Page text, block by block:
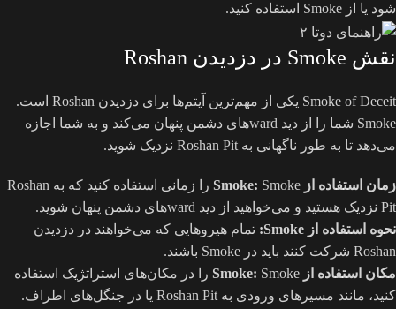
شود یا از Smoke استفاده کنید.
نقش Smoke در دزدیدن Roshan
Smoke of Deceit یکی از مهم‌ترین آیتم‌ها برای دزدیدن Roshan است.
Smoke شما را از دید wardهای دشمن پنهان می‌کند و به شما اجازه
می‌دهد تا به طور ناگهانی به Roshan Pit نزدیک شوید.
زمان استفاده از Smoke:
Smoke را زمانی استفاده کنید که به Roshan
Pit نزدیک هستید و می‌خواهید از دید wardهای دشمن پنهان شوید.
نحوه استفاده از Smoke:
تمام هیروهایی که می‌خواهند در دزدیدن
Roshan شرکت کنند باید در Smoke باشند.
مکان استفاده از Smoke:
Smoke را در مکان‌های استراتژیک استفاده
کنید، مانند مسیرهای ورودی به Roshan Pit یا در جنگل‌های اطراف.